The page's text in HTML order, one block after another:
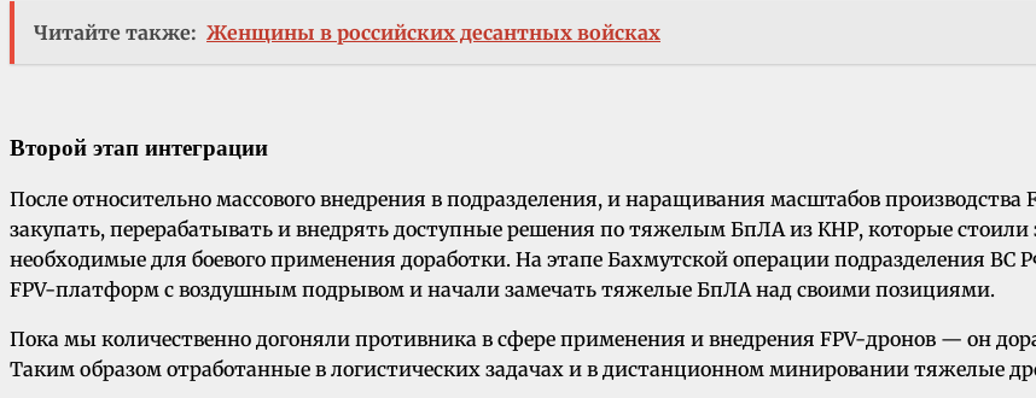
Читайте также: Женщины в российских десантных войсках
Второй этап интеграции
После относительно массового внедрения в подразделения, и наращивания масштабов
закупать, перерабатывать и внедрять доступные решения по тяжелым БпЛА из КНР, которые стоили
необходимые для боевого применения доработки. На этапе Бахмутской операции подразделения
FPV-платформ с воздушным подрывом и начали замечать тяжелые БпЛА над своими позициями.
Пока мы количественно догоняли противника в сфере применения и внедрения FPV-дронов — он
Таким образом отработанные в логистических задачах и в дистанционном минировании тяжелые